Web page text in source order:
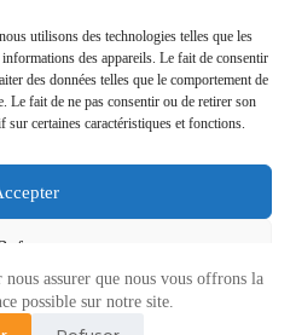
utilisons des technologies telles que les
des appareils. Le fait de consentir
des données telles que le comportement de
Le fait de ne pas consentir ou de retirer son
sur certaines caractéristiques et fonctions.
préférences
assurer que nous vous offrons la
possible sur notre site.
publier un commentaire.